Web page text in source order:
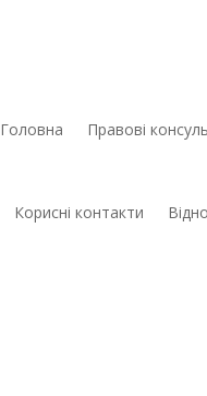
Головна Правові
Корисні контакти